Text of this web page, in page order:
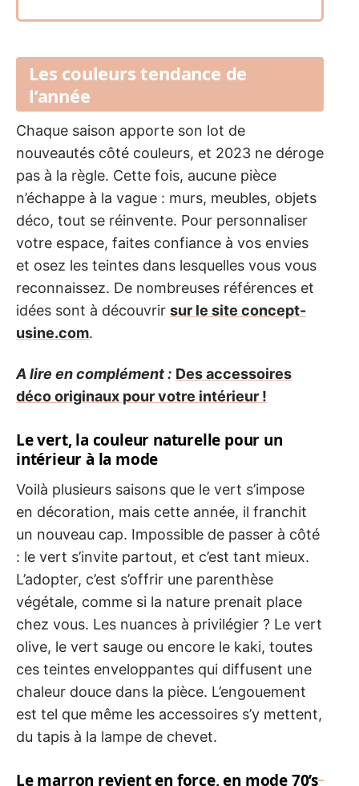
Les couleurs tendance de
l’année
Chaque saison apporte son lot de
nouveautés côté couleurs, et 2023 ne déroge
pas à la règle. Cette fois, aucune pièce
n’échappe à la vague : murs, meubles, objets
déco, tout se réinvente. Pour personnaliser
votre espace, faites confiance à vos envies
et osez les teintes dans lesquelles vous vous
reconnaissez. De nombreuses références et
idées sont à découvrir sur le site concept-
usine.com.
A lire en complément : Des accessoires
déco originaux pour votre intérieur !
Le vert, la couleur naturelle pour un
intérieur à la mode
Voilà plusieurs saisons que le vert s’impose
en décoration, mais cette année, il franchit
un nouveau cap. Impossible de passer à côté
: le vert s’invite partout, et c’est tant mieux.
L’adopter, c’est s’offrir une parenthèse
végétale, comme si la nature prenait place
chez vous. Les nuances à privilégier ? Le vert
olive, le vert sauge ou encore le kaki, toutes
ces teintes enveloppantes qui diffusent une
chaleur douce dans la pièce. L’engouement
est tel que même les accessoires s’y mettent,
du tapis à la lampe de chevet.
Le marron revient en force, en mode 70’s